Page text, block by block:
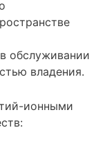
обслуживании
владения.
ионными